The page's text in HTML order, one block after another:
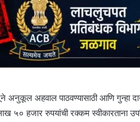
अनुकूल अहवाल पाठवण्यासाठी आणि गुन्हा
५० हजार रुपयांची रक्कम स्वीकारताना